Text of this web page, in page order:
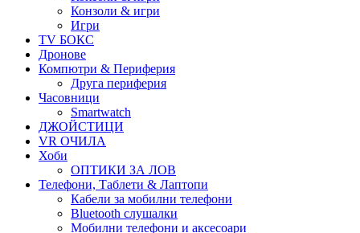
Конзоли & игри
Игри
TV БОКС
Дронове
Компютри & Периферия
Друга периферия
Часовници
Smartwatch
ДЖОЙСТИЦИ
VR ОЧИЛА
Хоби
ОПТИКИ ЗА ЛОВ
Телефони, Таблети & Лаптопи
Кабели за мобилни телефони
Bluetooth слушалки
Мобилни телефони и аксесоари